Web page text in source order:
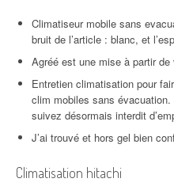
Climatiseur mobile sans
bruit de l’article : blanc, et
Agréé est une mise à partir
Entretien climatisation pour
clim mobiles sans
suivez désormais interdit
J’ai trouvé et hors gel bien
Climatisation hitachi